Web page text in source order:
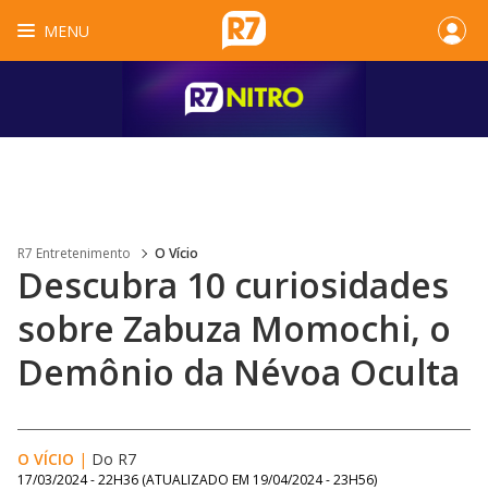
MENU
R7 Entretenimento O Vício
Descubra 10 curiosidades
sobre Zabuza Momochi, o
Demônio da Névoa Oculta
O VÍCIO | Do R7
17/03/2024 - 22H36 (ATUALIZADO EM 19/04/2024 - 23H56)